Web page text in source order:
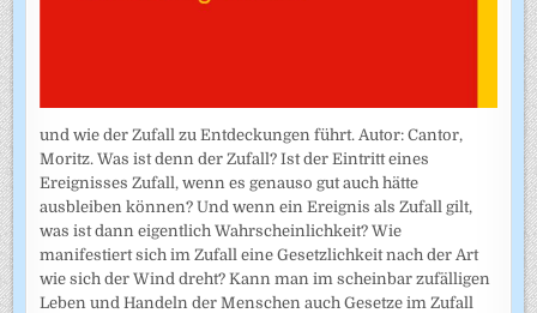
und wie der Zufall zu Entdeckungen führt. Autor: Cantor,
Moritz. Was ist denn der Zufall? Ist der Eintritt eines
Ereignisses Zufall, wenn es genauso gut auch hätte
ausbleiben können? Und wenn ein Ereignis als Zufall gilt,
was ist dann eigentlich Wahrscheinlichkeit? Wie
manifestiert sich im Zufall eine Gesetzlichkeit nach der Art
wie sich der Wind dreht? Kann man im scheinbar zufälligen
Leben und Handeln der Menschen auch Gesetze im Zufall